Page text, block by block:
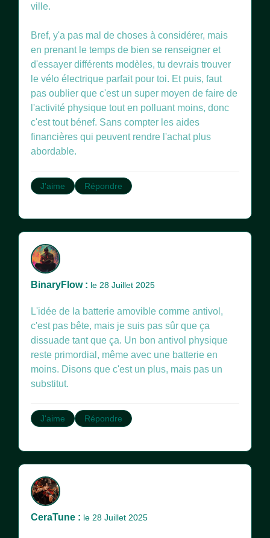
ville.
Bref, y'a pas mal de choses à considérer, mais
en prenant le temps de bien se renseigner et
d'essayer différents modèles, tu devrais trouver
le vélo électrique parfait pour toi. Et puis, faut
pas oublier que c'est un super moyen de faire de
l'activité physique tout en polluant moins, donc
c'est tout bénef. Sans compter les aides
financières qui peuvent rendre l'achat plus
J'aime Répondre
BinaryFlow : le 28 Juillet 2025
L'idée de la batterie amovible comme antivol,
c'est pas bête, mais je suis pas sûr que ça
dissuade tant que ça. Un bon antivol physique
reste primordial, même avec une batterie en
moins. Disons que c'est un plus, mais pas un
substitut.
J'aime Répondre
CeraTune : le 28 Juillet 2025